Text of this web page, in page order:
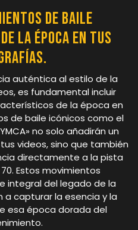
de baile
la época en tus
auténtica al estilo de la
es fundamental incluir
de la época en
de baile icónicos como el
no solo añadirán un
videos, sino que también
directamente a la pista
Estos movimientos
integral del legado de la
a capturar la esencia y la
esa época dorada del